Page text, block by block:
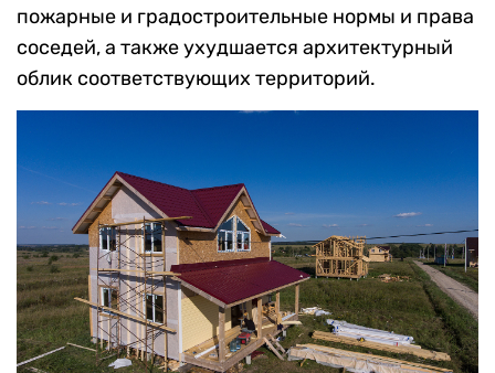
пожарные и градостроительные нормы и права
соседей, а также ухудшается архитектурный
облик соответствующих территорий.